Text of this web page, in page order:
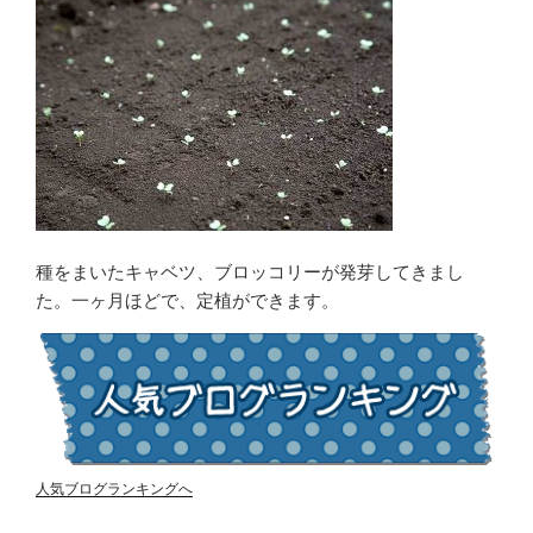
種をまいたキャベツ、ブロッコリーが発芽してきまし
た。一ヶ月ほどで、定植ができます。
人気ブログランキングへ